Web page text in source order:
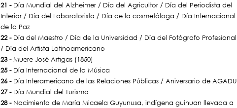
21 -Día Mundial del Alzheimer / Día del Agricultor / Día del Periodista del
Interior / Día del Laboratorista / Día de la cosmetóloga / Día Internacional
de la Paz
22 -Día del Maestro / Día de la Universidad / Día del Fotógrafo Profesional
/ Día del Artista Latinoamericano
23 -Muere José Artigas (1850)
25 -Día Internacional de la Música
26 -Día Interamericano de las Relaciones Públicas / Aniversario de AGADU
27 -Día Mundial del Turismo
28 -Nacimiento de María Micaela Guyunusa, indígena guinuan llevada a